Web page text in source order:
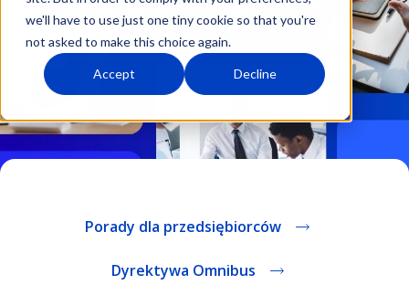
we'll have to use just one tiny cookie so that you're
not asked to make this choice again.
Accept Decline
Porady dla przedsiębiorców
Dyrektywa Omnibus